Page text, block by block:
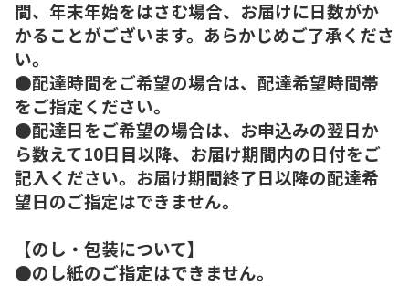
間、年末年始をはさむ場合、お届けに日数がか
かることがございます。あらかじめご了承くださ
い。
●配達時間をご希望の場合は、配達希望時間帯
をご指定ください。
●配達日をご希望の場合は、お申込みの翌日か
ら数えて10日目以降、お届け期間内の日付をご
記入ください。お届け期間終了日以降の配達希
望日のご指定はできません。
【のし・包装について】
●のし紙のご指定はできません。